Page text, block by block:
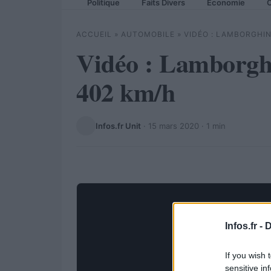
Infos.fr -
If you wish
sensitive
Politique Faits Divers Economie
ACCUEIL » AUTOMOBILE » VIDÉO :
Vidéo :
402 km/h
Infos.fr Unit · 15 mars 2020 · 1 min